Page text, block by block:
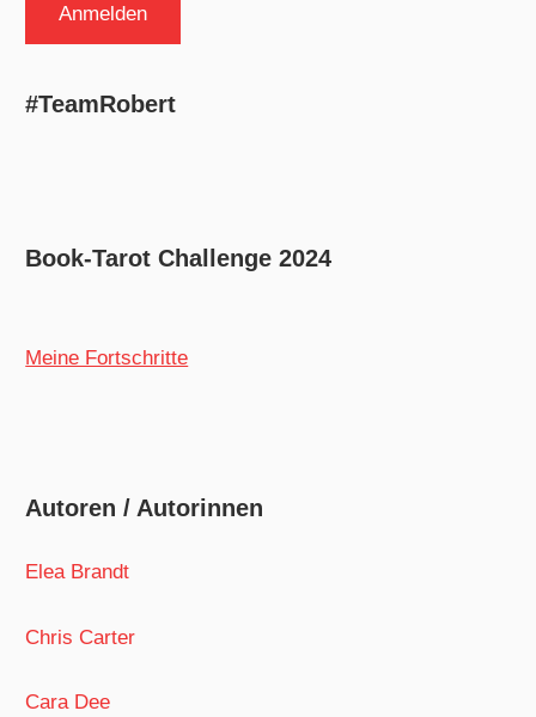
#TeamRobert
Book-Tarot Challenge 2024
Meine Fortschritte
Autoren / Autorinnen
Elea Brandt
Chris Carter
Cara Dee